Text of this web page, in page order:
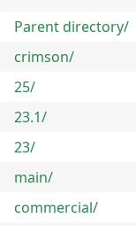
Parent directory/
crimson/
25/
23.1/
23/
main/
commercial/